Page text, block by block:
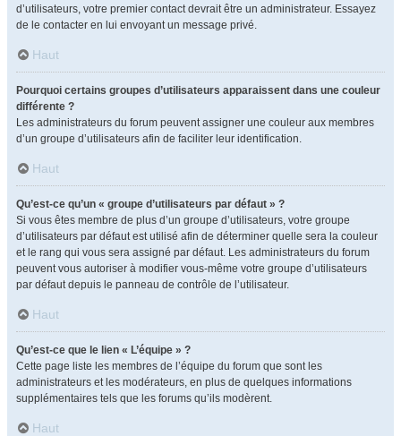
d’utilisateurs, votre premier contact devrait être un administrateur. Essayez
de le contacter en lui envoyant un message privé.
Haut
Pourquoi certains groupes d’utilisateurs apparaissent dans une couleur
différente ?
Les administrateurs du forum peuvent assigner une couleur aux membres
d’un groupe d’utilisateurs afin de faciliter leur identification.
Haut
Qu’est-ce qu’un « groupe d’utilisateurs par défaut » ?
Si vous êtes membre de plus d’un groupe d’utilisateurs, votre groupe
d’utilisateurs par défaut est utilisé afin de déterminer quelle sera la couleur
et le rang qui vous sera assigné par défaut. Les administrateurs du forum
peuvent vous autoriser à modifier vous-même votre groupe d’utilisateurs
par défaut depuis le panneau de contrôle de l’utilisateur.
Haut
Qu’est-ce que le lien « L’équipe » ?
Cette page liste les membres de l’équipe du forum que sont les
administrateurs et les modérateurs, en plus de quelques informations
supplémentaires tels que les forums qu’ils modèrent.
Haut